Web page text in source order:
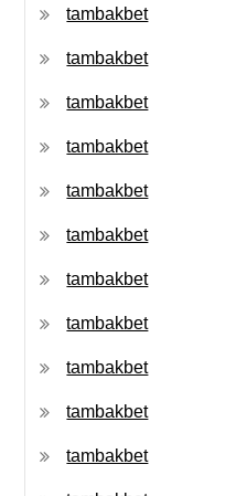
tambakbet
tambakbet
tambakbet
tambakbet
tambakbet
tambakbet
tambakbet
tambakbet
tambakbet
tambakbet
tambakbet